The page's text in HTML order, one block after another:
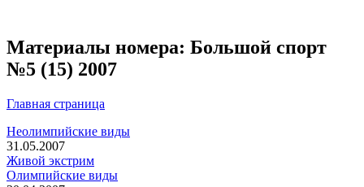
Материалы номера: Большой спорт
№5 (15) 2007
Главная страница
Неолимпийские виды
31.05.2007
Живой экстрим
Олимпийские виды